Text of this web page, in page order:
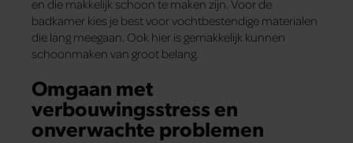
en die makkelijk schoon te maken zijn. Voor de
badkamer kies je best voor vochtbestendige materialen
die lang meegaan. Ook hier is gemakkelijk kunnen
schoonmaken van groot belang.
Omgaan met
verbouwingsstress en
onverwachte problemen